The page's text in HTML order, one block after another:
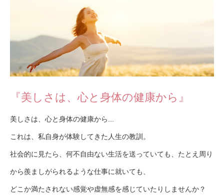
『美しさは、心と身体の健康から』
美しさは、心と身体の健康から...
これは、私自身が体験してきた人生の教訓。
社会的に見たら、何不自由ない生活を送っていても、たとえ周り
から羨ましがられるような仕事に就いても、
どこか満たされない感覚や虚無感を感じていたりしませんか？